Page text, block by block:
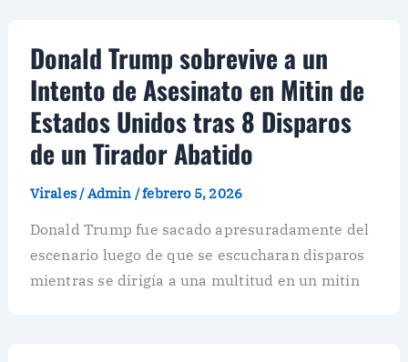
Donald Trump sobrevive a un
Intento de Asesinato en Mitin de
Estados Unidos tras 8 Disparos
de un Tirador Abatido
Virales/Admin /febrero 5, 2026
Donald Trump fue sacado apresuradamente del
escenario luego de que se escucharan disparos
mientras se dirigía a una multitud en un mitin